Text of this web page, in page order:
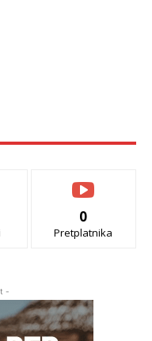
0
Pretplatnika
-